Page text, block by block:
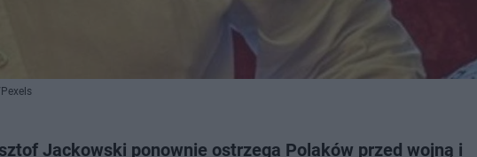
Jackowski ponownie ostrzega Polaków przed wojną i